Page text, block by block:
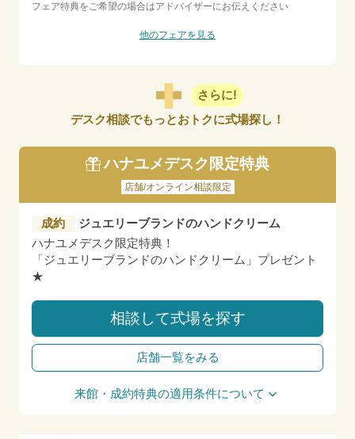
フェア特典をご希望の場合はアドバイザーにお伝えください
他のフェアを見る
さらに!
デスク相談でもっとおトクに式場探し！
ハナユメデスク限定特典
店舗/オンライン相談限定
成約
ジュエリーブランドのハンドクリーム
ハナユメデスク限定特典！
「ジュエリーブランドのハンドクリーム」プレゼント
★
相談して式場を探す
店舗一覧をみる
来館・成約特典の適用条件について